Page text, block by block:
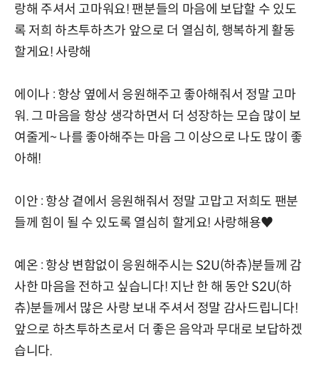
랑해 주셔서 고마워요! 팬분들의 마음에 보답할 수 있도
록 저희 하츠투하츠가 앞으로 더 열심히, 행복하게 활동
할게요! 사랑해
에이나 : 항상 옆에서 응원해주고 좋아해줘서 정말 고마
워. 그 마음을 항상 생각하면서 더 성장하는 모습 많이 보
여줄게~ 나를 좋아해주는 마음 그 이상으로 나도 많이 좋
아해!
이안 : 항상 곁에서 응원해줘서 정말 고맙고 저희도 팬분
들께 힘이 될 수 있도록 열심히 할게요! 사랑해용♥
예온 : 항상 변함없이 응원해주시는 S2U(하츄)분들께 감
사한 마음을 전하고 싶습니다! 지난 한 해 동안 S2U(하
츄)분들께서 많은 사랑 보내 주셔서 정말 감사드립니다!
앞으로 하츠투하츠로서 더 좋은 음악과 무대로 보답하겠
습니다.